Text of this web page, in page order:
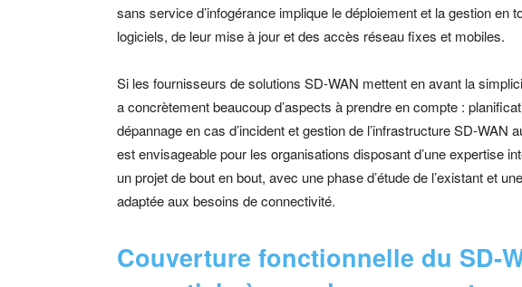
sans service d’infogérance implique le déploiement et la gestion en
logiciels, de leur mise à jour et des accès réseau fixes et mobiles.
Si les fournisseurs de solutions SD-WAN mettent en avant la
a concrètement beaucoup d’aspects à prendre en compte :
dépannage en cas d’incident et gestion de l’infrastructure SD-
est envisageable pour les organisations disposant d’une expertise
un projet de bout en bout, avec une phase d’étude de l’existant et
adaptée aux besoins de connectivité.
Couverture fonctionnelle du SD-